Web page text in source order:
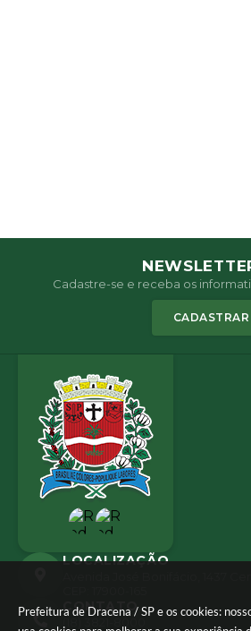
Prefeitura de Dracena / SP e os cookies:
Cadastre-se e receba os
CADASTRAR
LOCALIZAÇÃO
CONTATO